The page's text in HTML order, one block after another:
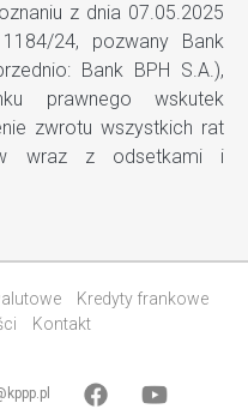
z dnia 07.05.2025
24, pozwany Bank
Bank BPH S.A.),
prawnego wskutek
zwrotu wszystkich rat
wraz z odsetkami i
Kredyty frankowe
Kontakt